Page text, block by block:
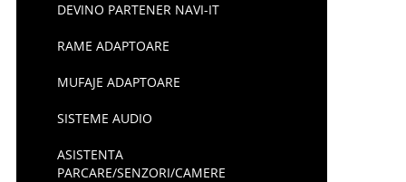
DEVINO PARTENER NAVI-IT
RAME ADAPTOARE
MUFAJE ADAPTOARE
SISTEME AUDIO
ASISTENTA
PARCARE/SENZORI/CAMERE